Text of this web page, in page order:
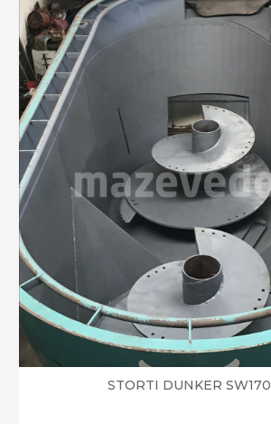
STORTI DUNKER SW170